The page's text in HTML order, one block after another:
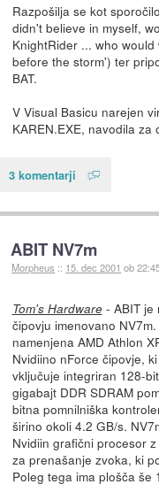
Razpošilja se kot
didn't believe in myself,
KnightRider ... who
before the storm') ter
BAT.
V Visual Basicu narejen
KAREN.EXE, navodila
3 komentarji
ABIT NV7m
Morpheus :: 15. dec 2001 ob
Tom's Hardware- ABIT je
čipovju imenovano
namenjena AMD Athlon
Nvidiino nForce čipovje,
vključuje integriran 128-
gigabajt DDR SDRAM
bitna pomnilniška
širino okoli 4.2 GB/s.
Nvidiin grafični procesor
za prenašanje zvoka, ki
Poleg tega ima plošča še